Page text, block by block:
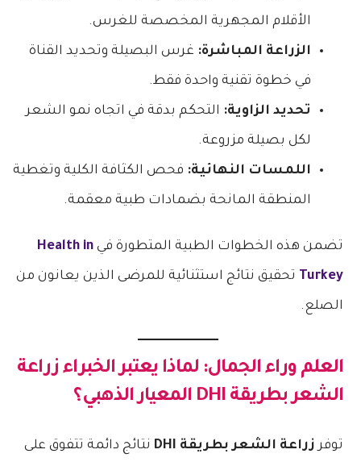
الأقلام المجهرية المخصصة للغرس.
الزراعة المباشرة: غرس البصيلة وتحديد القناة
في خطوة تقنية واحدة فقط.
تحديد الزاوية: التحكم بدقة في اتجاه نمو الشعر
لكل بصيلة مزروعة.
اللمسات النهائية: فحص الكثافة الكلية وتغطية
المنطقة المانحة بضمادات طبية معقمة.
تضمن هذه الخطوات الطبية المتطورة فيHealth in
Turkey تحقيق نتائج استثنائية للمرضى الذين يعانون من
الصلع.
العلم وراء الجمال: لماذا يعتبر الخبراء زراعة
الشعر بطريقة DHI
المعيار الذهبي؟
توفرزراعة الشعر بطريقة DHI نتائج دائمة تتفوق على